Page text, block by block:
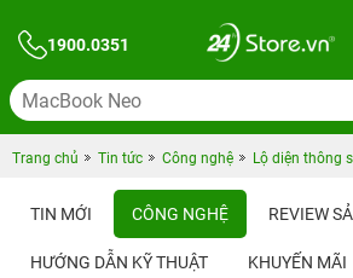
1900.0351
Trang chủ Tin tức Công nghệ Lộ diện thông
TIN MỚI CÔNG NGHỆ REVIEW
HƯỚNG DẪN KỸ THUẬT KHUYẾN MÃI